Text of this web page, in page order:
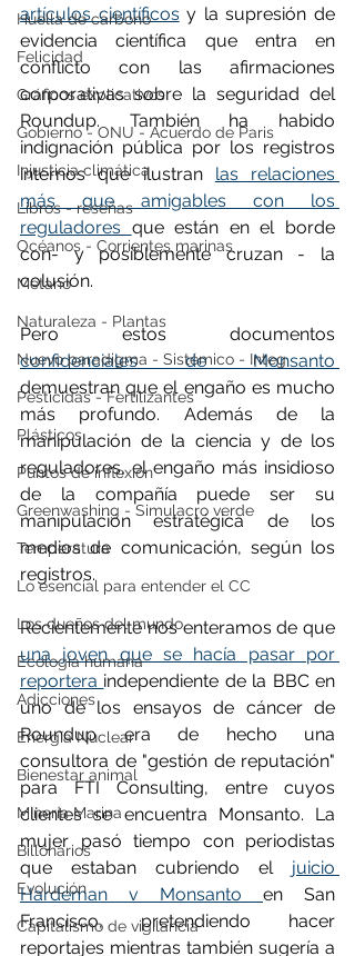
Huella de carbono
Felicidad
Gráficos explicativos
Gobierno - ONU - Acuerdo de Paris
Injusticia climática
Libros - reseñas
Océanos - Corrientes marinas
Metano
Naturaleza - Plantas
Nuevo paradigma - Sistémico - Integ
Pesticidas - Fertilizantes
Plásticos
Puntos de inflexión
Greenwashing - Simulacro verde
Temperatura
Lo esencial para entender el CC
Los dueños del mundo
Ecología humana
Adicciones
Energía Nuclear
Bienestar animal
Minería Marina
Billonarios
Evolución
Capitalismo de vigilancia
artículos científicos y la supresión de
evidencia científica que entra en
conflicto con las afirmaciones
corporativas sobre la seguridad del
Roundup. También ha habido
indignación pública por los registros
internos que ilustran las relaciones
más que amigables con los
reguladores que están en el borde
con- y posiblemente cruzan - la
colusión.
demuestran que el engaño es mucho
más profundo. Además de la
manipulación de la ciencia y de los
reguladores, el engaño más insidioso
de la compañía puede ser su
manipulación estratégica de los
medios de comunicación, según los
registros.
una joven que se hacía pasar por
reportera independiente de la BBC en
uno de los ensayos de cáncer de
Roundup era de hecho una
consultora de "gestión de reputación"
para FTI Consulting, entre cuyos
clientes se encuentra Monsanto. La
mujer pasó tiempo con periodistas
que estaban cubriendo el juicio
Hardeman v Monsanto en San
Francisco, pretendiendo hacer
reportajes mientras también sugería a